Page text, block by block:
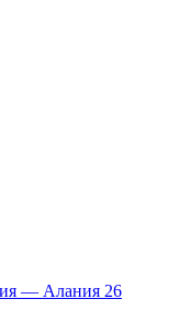
— Алания 26